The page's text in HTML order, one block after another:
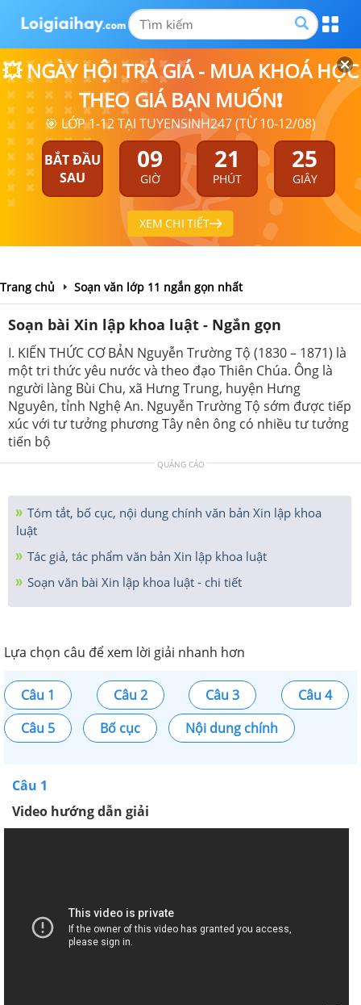
💥 NGÀY HỘI TRẢ GIÁ - MUA KHOÁ HỌC
THEO GIÁ BẠN MUỐN❗
🎯 LỚP 1-12 TẠI TUYENSINH247 (TỪ 10-12/08)
BẮT ĐẦU
SAU
09
GIỜ
21
PHÚT
24
GIÂY
XEM CHI TIẾT
Trang chủ Soạn văn lớp 11 ngắn gọn nhất
Soạn bài Xin lập khoa luật - Ngắn gọn
I. KIẾN THỨC CƠ BẢN Nguyễn Trường Tộ (1830 – 1871) là
một tri thức yêu nước và theo đạo Thiên Chúa. Ông là
người làng Bùi Chu, xã Hưng Trung, huyện Hưng
Nguyên, tỉnh Nghệ An. Nguyễn Trường Tộ sớm được tiếp
xúc với tư tưởng phương Tây nên ông có nhiều tư tưởng
tiến bộ
QUẢNG CÁO
Tóm tắt, bố cục, nội dung chính văn bản Xin lập khoa
luật
Tác giả, tác phẩm văn bản Xin lập khoa luật
Soạn văn bài Xin lập khoa luật - chi tiết
Lựa chọn câu để xem lời giải nhanh hơn
Câu 1 Câu 2 Câu 3
Câu 4
Câu 5
Bố cục Nội dung chính
Câu 1
Video hướng dẫn giải